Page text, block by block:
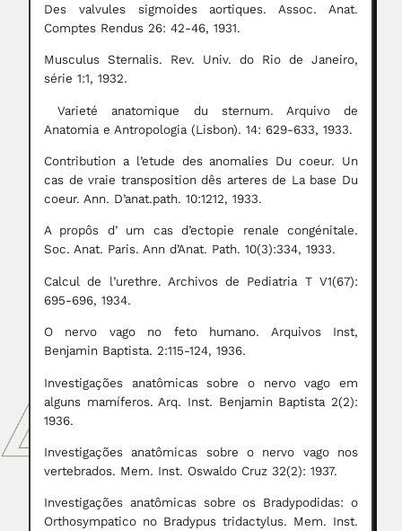
Des valvules sigmoides aortiques. Assoc. Anat.
Comptes Rendus 26: 42-46, 1931.
Musculus Sternalis. Rev. Univ. do Rio de Janeiro,
série 1:1, 1932.
Varieté anatomique du sternum. Arquivo de
Anatomia e Antropologia (Lisbon). 14: 629-633, 1933.
Contribution a l’etude des anomalies Du coeur. Un
cas de vraie transposition dês arteres de La base Du
coeur. Ann. D’anat.path. 10:1212, 1933.
A propôs d’ um cas d’ectopie renale congénitale.
Soc. Anat. Paris. Ann d’Anat. Path. 10(3):334, 1933.
Calcul de l’urethre. Archivos de Pediatria T V1(67):
695-696, 1934.
O nervo vago no feto humano. Arquivos Inst,
Benjamin Baptista. 2:115-124, 1936.
Investigações anatômicas sobre o nervo vago em
alguns mamíferos. Arq. Inst. Benjamin Baptista 2(2):
1936.
Investigações anatômicas sobre o nervo vago nos
vertebrados. Mem. Inst. Oswaldo Cruz 32(2): 1937.
Investigações anatômicas sobre os Bradypodidas: o
Orthosympatico no Bradypus tridactylus. Mem. Inst.